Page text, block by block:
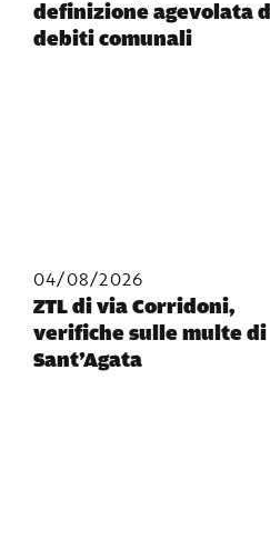
definizione agevolata
debiti comunali
04/08/2026
ZTL di via Corridoni,
verifiche sulle multe di
Sant’Agata